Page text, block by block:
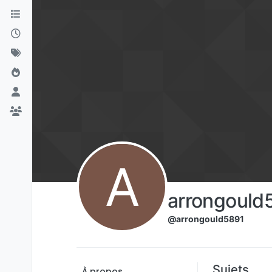
Aller directement au contenu
A
@arrongould5891